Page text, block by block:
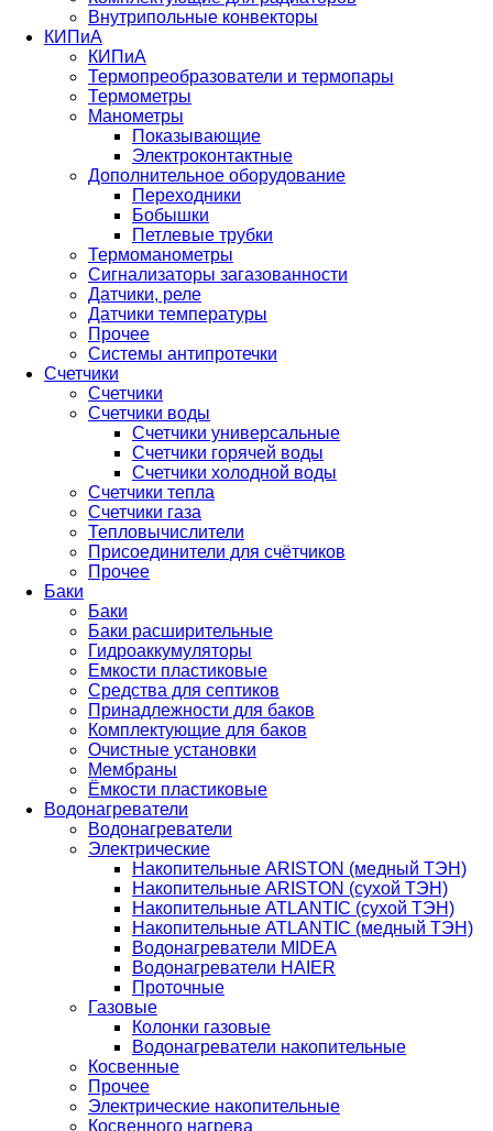
Внутрипольные конвекторы
КИПиА
КИПиА
Термопреобразователи и термопары
Термометры
Манометры
Показывающие
Электроконтактные
Дополнительное оборудование
Переходники
Бобышки
Петлевые трубки
Термоманометры
Сигнализаторы загазованности
Датчики, реле
Датчики температуры
Прочее
Системы антипротечки
Счетчики
Счетчики
Счетчики воды
Счетчики универсальные
Счетчики горячей воды
Счетчики холодной воды
Счетчики тепла
Счетчики газа
Тепловычислители
Присоединители для счётчиков
Прочее
Баки
Баки
Баки расширительные
Гидроаккумуляторы
Емкости пластиковые
Средства для септиков
Принадлежности для баков
Комплектующие для баков
Очистные установки
Мембраны
Ёмкости пластиковые
Водонагреватели
Водонагреватели
Электрические
Накопительные ARISTON (медный ТЭН)
Накопительные ARISTON (сухой ТЭН)
Накопительные ATLANTIC (сухой ТЭН)
Накопительные ATLANTIC (медный ТЭН)
Водонагреватели MIDEA
Водонагреватели HAIER
Проточные
Газовые
Колонки газовые
Водонагреватели накопительные
Косвенные
Прочее
Электрические накопительные
Косвенного нагрева